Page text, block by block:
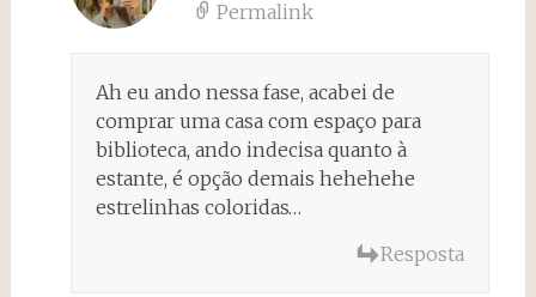
Permalink
Ah eu ando nessa fase, acabei de
comprar uma casa com espaço para
biblioteca, ando indecisa quanto à
estante, é opção demais hehehehe
estrelinhas coloridas…
Resposta